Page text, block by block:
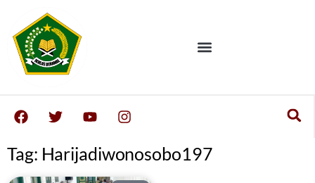
Tag: Harijadiwonosobo197